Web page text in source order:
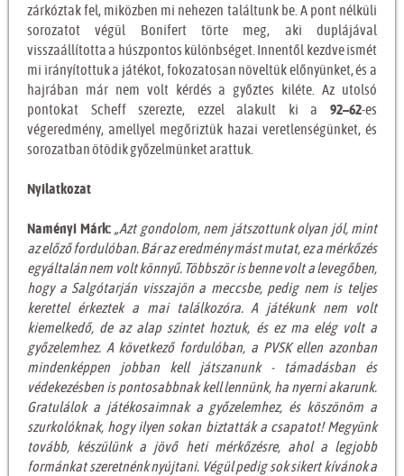
zárkóztak fel, miközben mi nehezen találtunk be. A pont nélküli
sorozatot végül Bonifert törte meg, aki duplájával
visszaállította a húszpontos különbséget. Innentől kezdve ismét
mi irányítottuk a játékot, fokozatosan növeltük előnyünket, és a
hajrában már nem volt kérdés a győztes kiléte. Az utolsó
pontokat Scheff szerezte, ezzel alakult ki a 92–62-es
végeredmény, amellyel megőriztük hazai veretlenségünket, és
sorozatban ötödik győzelmünket arattuk.
Nyilatkozat
Naményi Márk: „Azt gondolom, nem játszottunk olyan jól, mint
az előző fordulóban. Bár az eredmény mást mutat, ez a mérkőzés
egyáltalán nem volt könnyű. Többször is benne volt a levegőben,
hogy a Salgótarján visszajön a meccsbe, pedig nem is teljes
kerettel érkeztek a mai találkozóra. A játékunk nem volt
kiemelkedő, de az alap szintet hoztuk, és ez ma elég volt a
győzelemhez. A következő fordulóban, a PVSK ellen azonban
mindenképpen jobban kell játszanunk - támadásban és
védekezésben is pontosabbnak kell lennünk, ha nyerni akarunk.
Gratulálok a játékosaimnak a győzelemhez, és köszönöm a
szurkolóknak, hogy ilyen sokan biztatták a csapatot! Megyünk
tovább, készülünk a jövő heti mérkőzésre, ahol a legjobb
formánkat szeretnénk nyújtani. Végül pedig sok sikert kívánok a